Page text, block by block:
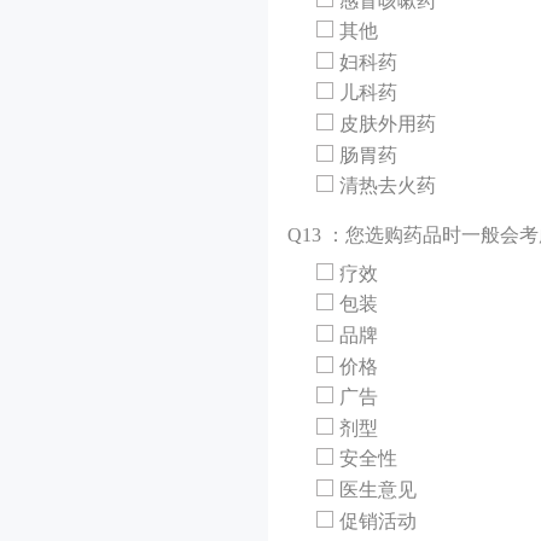
其他
妇科药
儿科药
皮肤外用药
肠胃药
清热去火药
Q13 ：您选购药品时一般会
疗效
包装
品牌
价格
广告
剂型
安全性
医生意见
促销活动